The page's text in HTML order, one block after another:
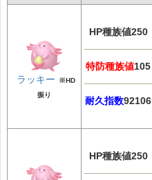
ラッキー
※HD
振り
HP種族値250
特防種族値105
耐久指数92106
HP種族値250